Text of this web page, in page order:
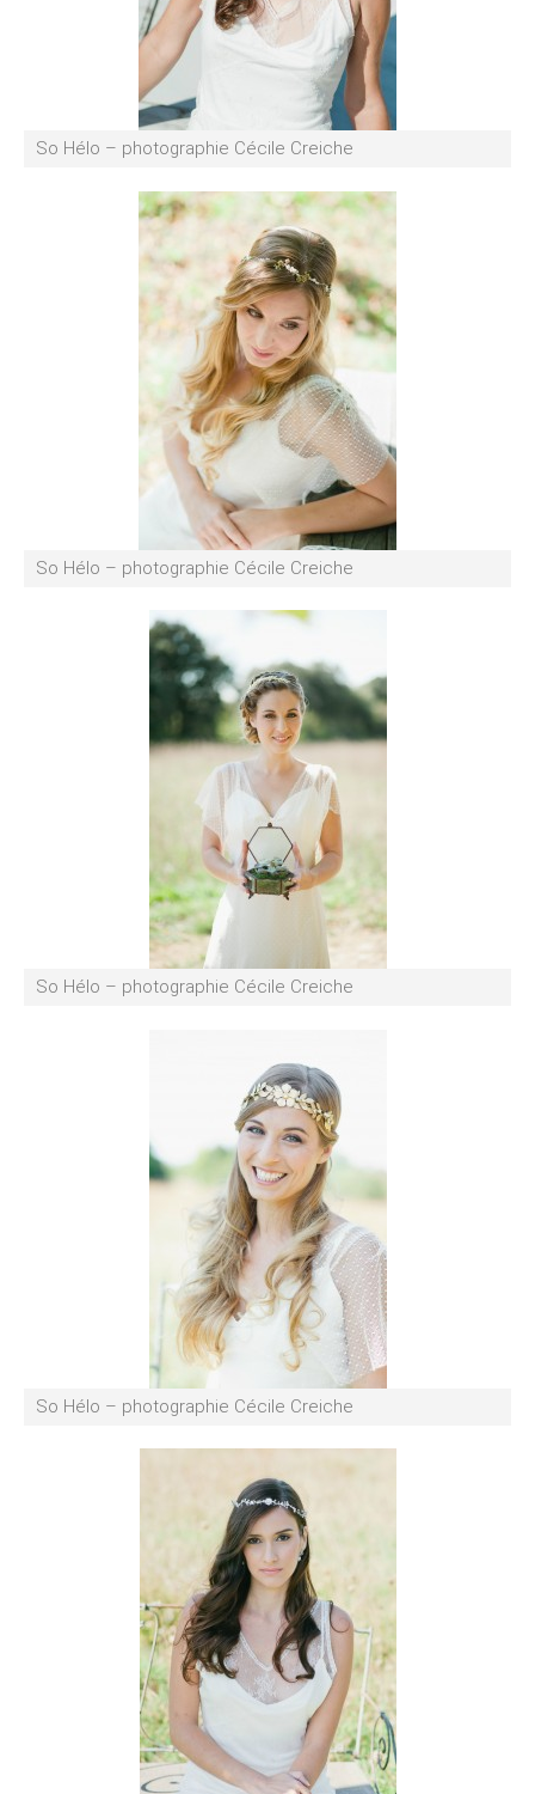
So Hélo – photographie Cécile Creiche
So Hélo – photographie Cécile Creiche
So Hélo – photographie Cécile Creiche
So Hélo – photographie Cécile Creiche